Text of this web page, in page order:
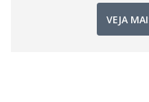
VEJA